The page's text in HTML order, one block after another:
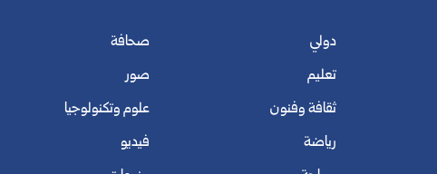
دولي
تعليم
ثقافة وفنون
رياضة
صحافة
صور
علوم وتكنولوجيا
فيديو